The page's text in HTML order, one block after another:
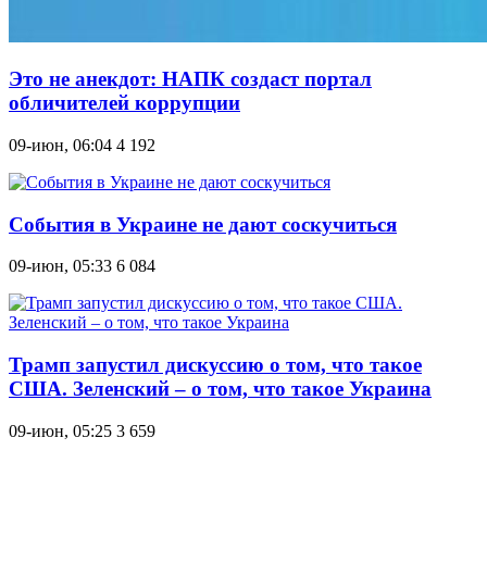
Это не анекдот: НАПК создаст портал
обличителей коррупции
09-июн, 06:04 4 192
События в Украине не дают соскучиться
09-июн, 05:33 6 084
Трамп запустил дискуссию о том, что такое
США. Зеленский – о том, что такое Украина
09-июн, 05:25 3 659